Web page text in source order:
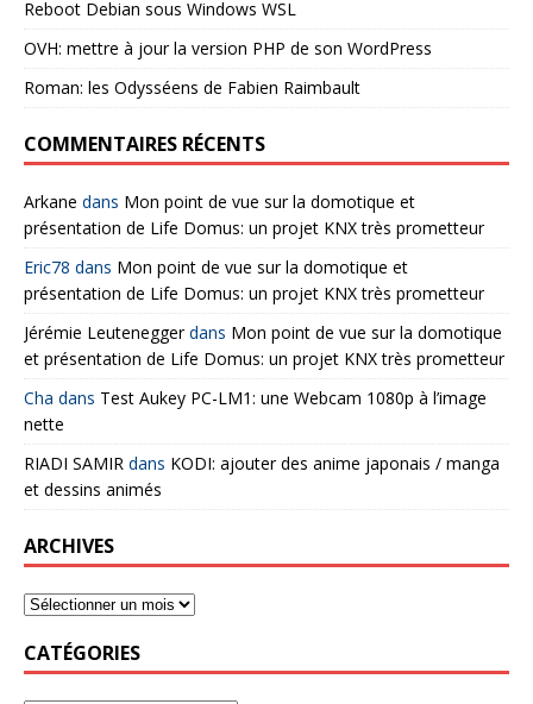
Reboot Debian sous Windows WSL
OVH: mettre à jour la version PHP de son WordPress
Roman: les Odysséens de Fabien Raimbault
COMMENTAIRES RÉCENTS
Arkane dans Mon point de vue sur la domotique et
présentation de Life Domus: un projet KNX très prometteur
Eric78 dans Mon point de vue sur la domotique et
présentation de Life Domus: un projet KNX très prometteur
Jérémie Leuteneggerdans Mon point de vue sur la domotique
et présentation de Life Domus: un projet KNX très prometteur
Cha dans Test Aukey PC-LM1: une Webcam 1080p à l’image
nette
RIADI SAMIR dans KODI: ajouter des anime japonais / manga
et dessins animés
ARCHIVES
CATÉGORIES